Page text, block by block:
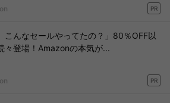
PR
こんなセールやってたの？」80％OFF以
々登場！Amazonの本気が...
PR